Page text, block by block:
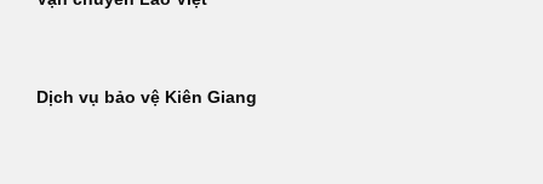
Dịch vụ bảo vệ Kiên Giang